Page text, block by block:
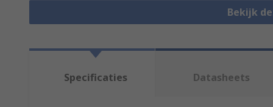
Bekijk
Specificaties Datasheets